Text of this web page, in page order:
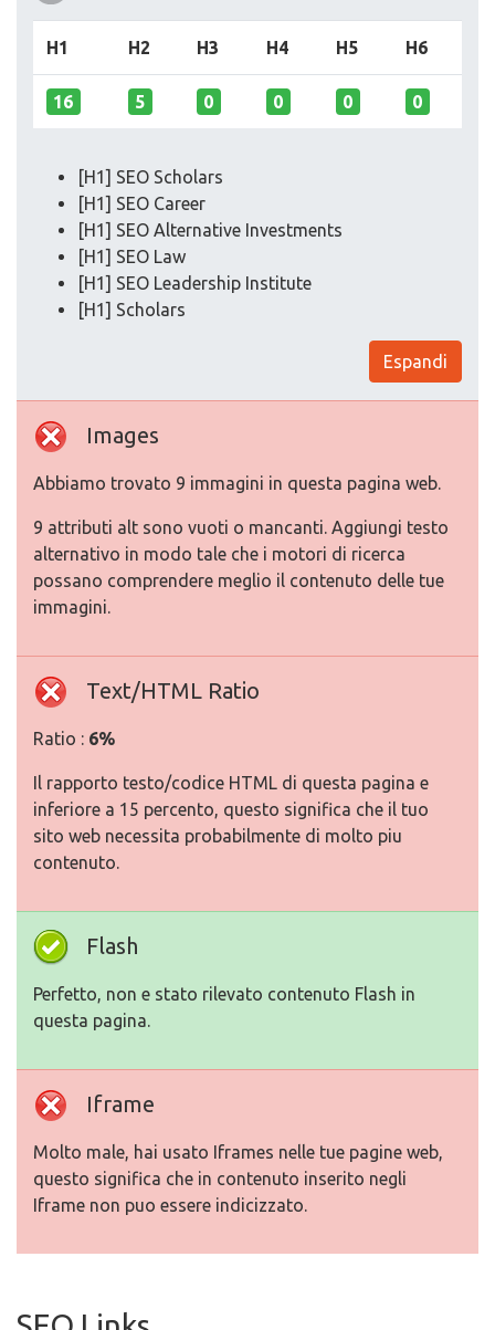
H1 H2 H3 H4 H5 H6
16 5 0 0 0 0
[H1] SEO Scholars
[H1] SEO Career
[H1] SEO Alternative Investments
[H1] SEO Law
[H1] SEO Leadership Institute
[H1] Scholars
Espandi
Images
Abbiamo trovato 9 immagini in questa pagina web.
9 attributi alt sono vuoti o mancanti. Aggiungi testo
alternativo in modo tale che i motori di ricerca
possano comprendere meglio il contenuto delle tue
immagini.
Text/HTML Ratio
Ratio : 6%
Il rapporto testo/codice HTML di questa pagina e
inferiore a 15 percento, questo significa che il tuo
sito web necessita probabilmente di molto piu
contenuto.
Flash
Perfetto, non e stato rilevato contenuto Flash in
questa pagina.
Iframe
Molto male, hai usato Iframes nelle tue pagine web,
questo significa che in contenuto inserito negli
Iframe non puo essere indicizzato.